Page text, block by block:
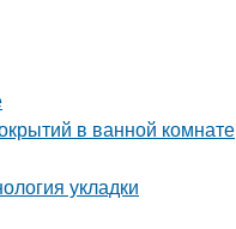
в ванной комнате
укладки